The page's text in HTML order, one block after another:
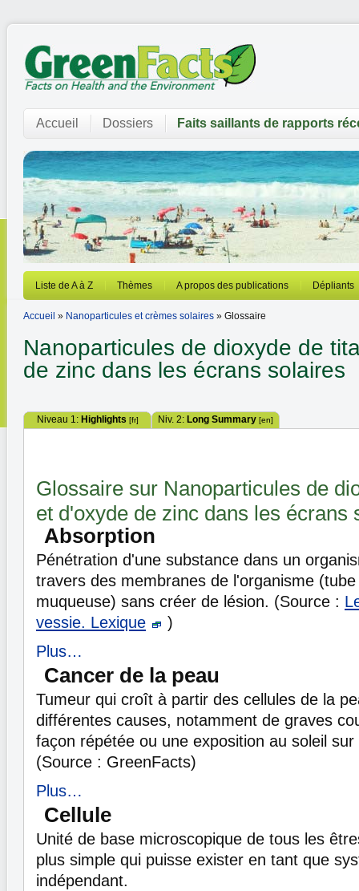
Accueil Dossiers Faits saillants de rapports
Liste de A à Z Thèmes A propos des publications Dépliants
Accueil » Nanoparticules et crèmes solaires » Glossaire
Nanoparticules de dioxyde de
de zinc dans les écrans solaires
Niveau 1: Highlights [fr] Niv. 2: Long Summary [en]
Glossaire sur Nanoparticules de
et d'oxyde de zinc dans les écrans
Absorption
Pénétration d'une substance dans un
travers des membranes de l'organisme
muqueuse) sans créer de lésion. (Source :
vessie. Lexique
)
Plus…
Cancer de la peau
Tumeur qui croît à partir des cellules de la
différentes causes, notamment de graves
façon répétée ou une exposition au soleil
(Source : GreenFacts)
Plus…
Cellule
Unité de base microscopique de tous les
plus simple qui puisse exister en tant que
indépendant.